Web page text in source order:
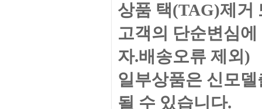
상품 택(TAG)제거
고객의 단순변심
자.배송오류 제외)
일부상품은 신모
될 수 있습니다.